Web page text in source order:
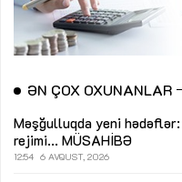
ƏN ÇOX OXUNANLAR
Məşğulluqda yeni
rejimi... MÜSAHİBƏ
12:54 6 AVQUST, 2026